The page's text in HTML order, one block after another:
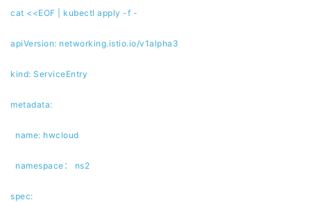
cat <<EOF | kubectl apply -f -
apiVersion: networking.istio.io/v1alpha3
kind: ServiceEntry
metadata:
name: hwcloud
namespace： ns2
spec: